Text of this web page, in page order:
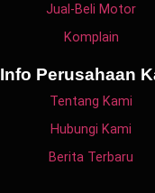
Jual-Beli Motor
Komplain
Info Perusahaan
Tentang Kami
Hubungi Kami
Berita Terbaru